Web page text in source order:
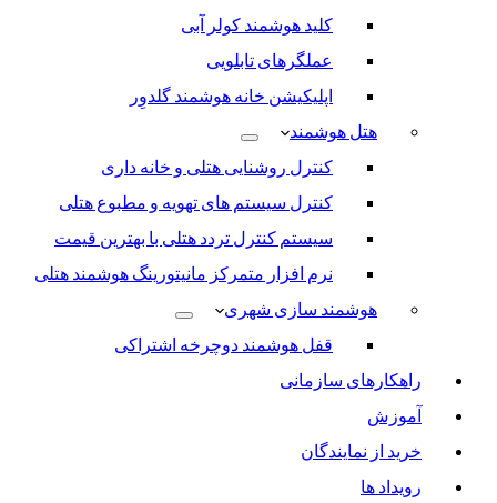
کلید هوشمند کولر آبی
عملگرهای تابلویی
اپلیکیشن خانه هوشمند گلدوِر
هتل هوشمند
کنترل روشنایی هتلی و خانه داری
کنترل سیستم های تهویه و مطبوع هتلی
سیستم کنترل تردد هتلی با بهترین قیمت
نرم افزار متمرکز مانیتورینگ هوشمند هتلی
هوشمند سازی شهری
قفل هوشمند دوچرخه اشتراکی
راهکارهای سازمانی
آموزش
خرید از نمایندگان
رویداد ها